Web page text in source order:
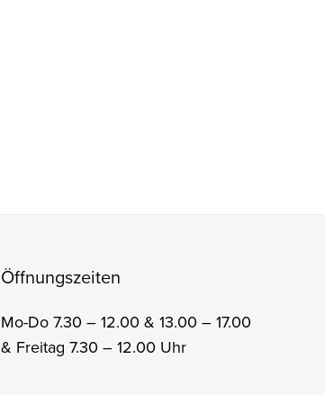
Öffnungszeiten
Mo-Do 7.30 – 12.00 & 13.00 – 17.00
& Freitag 7.30 – 12.00 Uhr